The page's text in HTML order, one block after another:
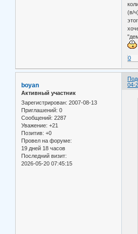
(в/
0
04-
boyan
Активный участник
Зарегистрирован: 2007-08-13
Приглашений: 0
Сообщений: 2287
Уважение: +21
Позитив: +0
Провел на форуме:
19 дней 18 часов
Последний визит:
2026-05-20 07:45:15